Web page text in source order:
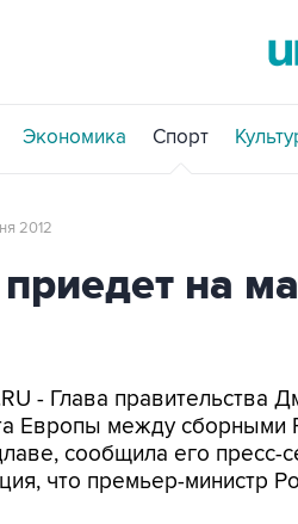
Экономика Спорт
2012
на
- Глава правительства
Европы между сборными
сообщила его пресс-
что премьер-министр